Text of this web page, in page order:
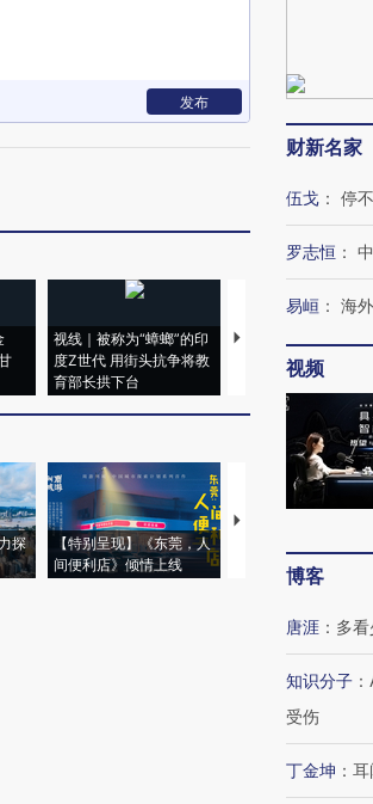
发布
视线｜被称为“蟑螂”的印
度Z世代 用街头抗争将教
育部长拱下台
视线｜“入侵”还是“人
机”？难民潮撕裂西班
飞地休达
探
【特别呈现】《东莞，人
间便利店》倾情上线
【推广】走进第四届
财新名家
伍戈 ： 停
罗志恒 ：
易峘 ： 海
视频
博客
唐涯 ： 多
知识分子 ：
受伤
丁金坤 ： 耳